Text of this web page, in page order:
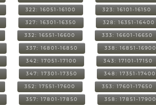
322: 16051-16100 323: 16101-16150
327: 16301-16350 328: 16351-16400
332: 16551-16600 333: 16601-16650
337: 16801-16850 338: 16851-16900
342: 17051-17100 343: 17101-17150
347: 17301-17350 348: 17351-17400
352: 17551-17600 353: 17601-17650
357: 17801-17850 358: 17851-17900